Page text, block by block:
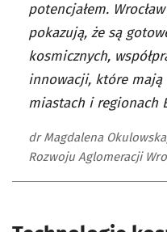
potencjałem.
pokazują, że są
kosmicznych,
innowacji, które mają
miastach i regionach
dr Magdalena
Rozwoju Aglomeracji